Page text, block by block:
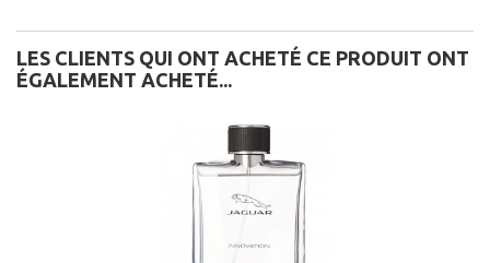
LES CLIENTS QUI ONT ACHETÉ CE PRODUIT ONT
ÉGALEMENT ACHETÉ...